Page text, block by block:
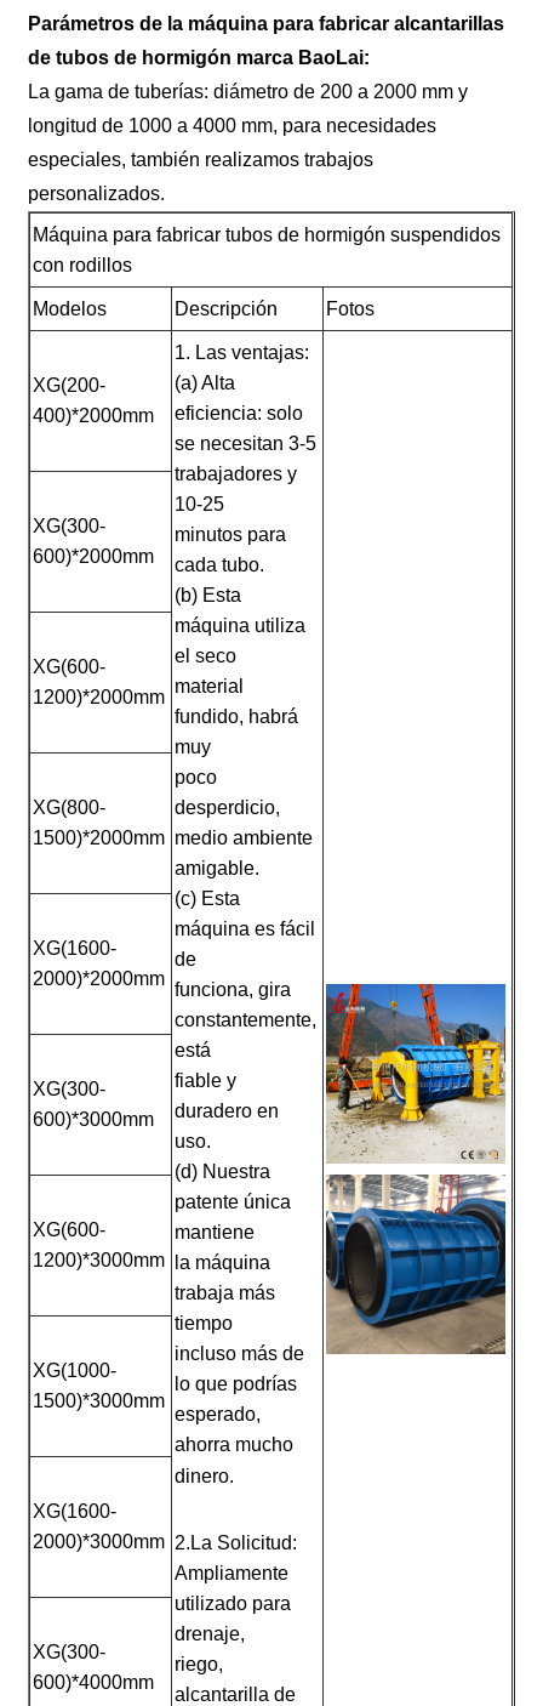
Parámetros de la máquina para fabricar alcantarillas
de tubos de hormigón marca BaoLai:
La gama de tuberías: diámetro de 200 a 2000 mm y
longitud de 1000 a 4000 mm, para necesidades
especiales, también realizamos trabajos
personalizados.
Máquina para fabricar tubos de hormigón suspendidos
con rodillos
Modelos Descripción Fotos
XG(200-
400)*2000mm
1. Las ventajas:
(a) Alta
eficiencia: solo
se necesitan 3-5
trabajadores y
10-25
minutos para
cada tubo.
(b) Esta
máquina utiliza
el seco
material
fundido, habrá
muy
poco
desperdicio,
medio ambiente
amigable.
(c) Esta
máquina es fácil
de
funciona, gira
constantemente,
está
fiable y
duradero en
uso.
(d) Nuestra
patente única
mantiene
la máquina
trabaja más
tiempo
incluso más de
lo que podrías
esperado,
ahorra mucho
dinero.
2.La Solicitud:
Ampliamente
utilizado para
drenaje,
riego,
alcantarilla de
XG(300-
600)*2000mm
XG(600-
1200)*2000mm
XG(800-
1500)*2000mm
XG(1600-
2000)*2000mm
XG(300-
600)*3000mm
XG(600-
1200)*3000mm
XG(1000-
1500)*3000mm
XG(1600-
2000)*3000mm
XG(300-
600)*4000mm